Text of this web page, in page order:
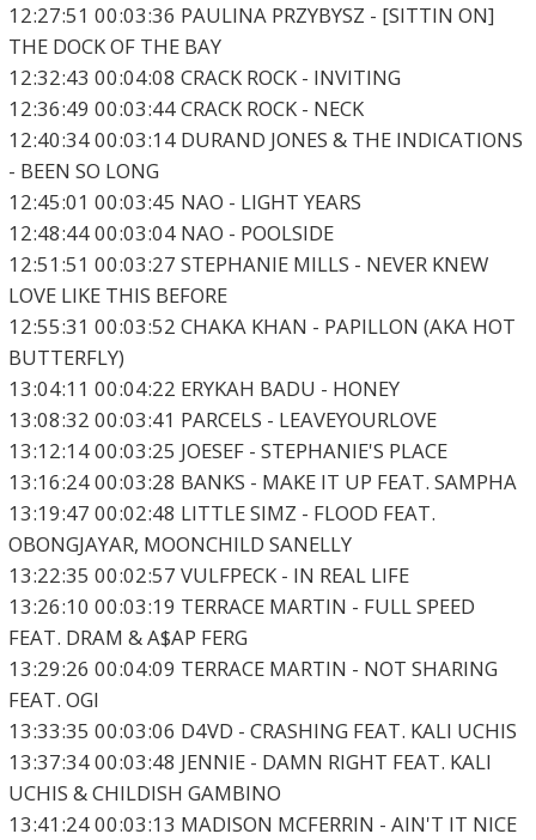
12:27:51 00:03:36 PAULINA PRZYBYSZ - [SITTIN ON]
THE DOCK OF THE BAY
12:32:43 00:04:08 CRACK ROCK - INVITING
12:36:49 00:03:44 CRACK ROCK - NECK
12:40:34 00:03:14 DURAND JONES & THE INDICATIONS
- BEEN SO LONG
12:45:01 00:03:45 NAO - LIGHT YEARS
12:48:44 00:03:04 NAO - POOLSIDE
12:51:51 00:03:27 STEPHANIE MILLS - NEVER KNEW
LOVE LIKE THIS BEFORE
12:55:31 00:03:52 CHAKA KHAN - PAPILLON (AKA HOT
BUTTERFLY)
13:04:11 00:04:22 ERYKAH BADU - HONEY
13:08:32 00:03:41 PARCELS - LEAVEYOURLOVE
13:12:14 00:03:25 JOESEF - STEPHANIE'S PLACE
13:16:24 00:03:28 BANKS - MAKE IT UP FEAT. SAMPHA
13:19:47 00:02:48 LITTLE SIMZ - FLOOD FEAT.
OBONGJAYAR, MOONCHILD SANELLY
13:22:35 00:02:57 VULFPECK - IN REAL LIFE
13:26:10 00:03:19 TERRACE MARTIN - FULL SPEED
FEAT. DRAM & A$AP FERG
13:29:26 00:04:09 TERRACE MARTIN - NOT SHARING
FEAT. OGI
13:33:35 00:03:06 D4VD - CRASHING FEAT. KALI UCHIS
13:37:34 00:03:48 JENNIE - DAMN RIGHT FEAT. KALI
UCHIS & CHILDISH GAMBINO
13:41:24 00:03:13 MADISON MCFERRIN - AIN'T IT NICE